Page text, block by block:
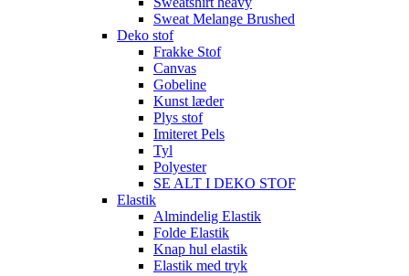
Sweat Melange Brushed
Deko stof
Frakke Stof
Canvas
Gobeline
Kunst læder
Plys stof
Imiteret Pels
Tyl
Polyester
SE ALT I DEKO STOF
Elastik
Almindelig Elastik
Folde Elastik
Knap hul elastik
Elastik med tryk